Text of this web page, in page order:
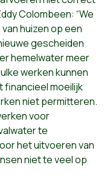
Colombeen: “We
huizen op een
gescheiden
hemelwater meer
werken kunnen
financieel moeilijk
niet permitteren.
voor
te
het uitvoeren van
niet te veel op